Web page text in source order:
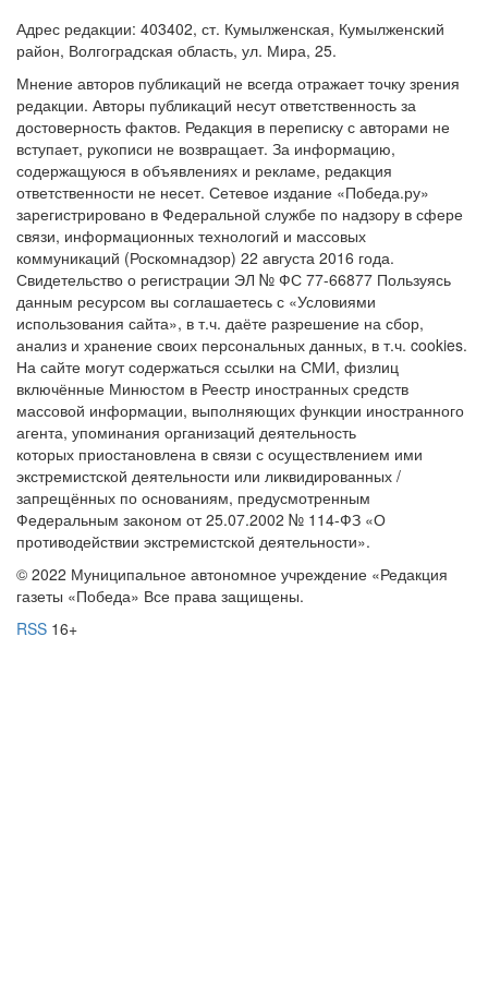
Адрес редакции: 403402, ст. Кумылженская, Кумылженский
район, Волгоградская область, ул. Мира, 25.
Мнение авторов публикаций не всегда отражает точку зрения
редакции. Авторы публикаций несут ответственность за
достоверность фактов. Редакция в переписку с авторами не
вступает, рукописи не возвращает. За информацию,
содержащуюся в объявлениях и рекламе, редакция
ответственности не несет. Сетевое издание «Победа.ру»
зарегистрировано в Федеральной службе по надзору в сфере
связи, информационных технологий и массовых
коммуникаций (Роскомнадзор) 22 августа 2016 года.
Свидетельство о регистрации ЭЛ № ФС 77-66877 Пользуясь
данным ресурсом вы соглашаетесь с «Условиями
использования сайта», в т.ч. даёте разрешение на сбор,
анализ и хранение своих персональных данных, в т.ч. cookies.
На сайте могут содержаться ссылки на СМИ, физлиц
включённые Минюстом в Реестр иностранных средств
массовой информации, выполняющих функции иностранного
агента, упоминания организаций деятельность
которых приостановлена в связи с осуществлением ими
экстремистской деятельности или ликвидированных /
запрещённых по основаниям, предусмотренным
Федеральным законом от 25.07.2002 № 114-ФЗ «О
противодействии экстремистской деятельности».
© 2022 Муниципальное автономное учреждение «Редакция
газеты «Победа» Все права защищены.
RSS 16+